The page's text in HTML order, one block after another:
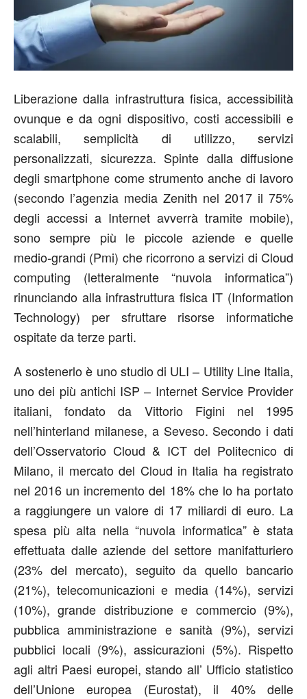
Liberazione dalla infrastruttura fisica, accessibilità
ovunque e da ogni dispositivo, costi accessibili e
scalabili, semplicità di utilizzo, servizi
personalizzati, sicurezza. Spinte dalla diffusione
degli smartphone come strumento anche di lavoro
(secondo l’agenzia media Zenith nel 2017 il 75%
degli accessi a Internet avverrà tramite mobile),
sono sempre più le piccole aziende e quelle
medio-grandi (Pmi) che ricorrono a servizi di Cloud
computing (letteralmente “nuvola informatica”)
rinunciando alla infrastruttura fisica IT (Information
Technology) per sfruttare risorse informatiche
ospitate da terze parti.
A sostenerlo è uno studio di ULI – Utility Line Italia,
uno dei più antichi ISP – Internet Service Provider
italiani, fondato da Vittorio Figini nel 1995
nell’hinterland milanese, a Seveso. Secondo i dati
dell’Osservatorio Cloud & ICT del Politecnico di
Milano, il mercato del Cloud in Italia ha registrato
nel 2016 un incremento del 18% che lo ha portato
a raggiungere un valore di 17 miliardi di euro. La
spesa più alta nella “nuvola informatica” è stata
effettuata dalle aziende del settore manifatturiero
(23% del mercato), seguito da quello bancario
(21%), telecomunicazioni e media (14%), servizi
(10%), grande distribuzione e commercio (9%),
pubblica amministrazione e sanità (9%), servizi
pubblici locali (9%), assicurazioni (5%). Rispetto
agli altri Paesi europei, stando all’ Ufficio statistico
dell’Unione europea (Eurostat), il 40% delle